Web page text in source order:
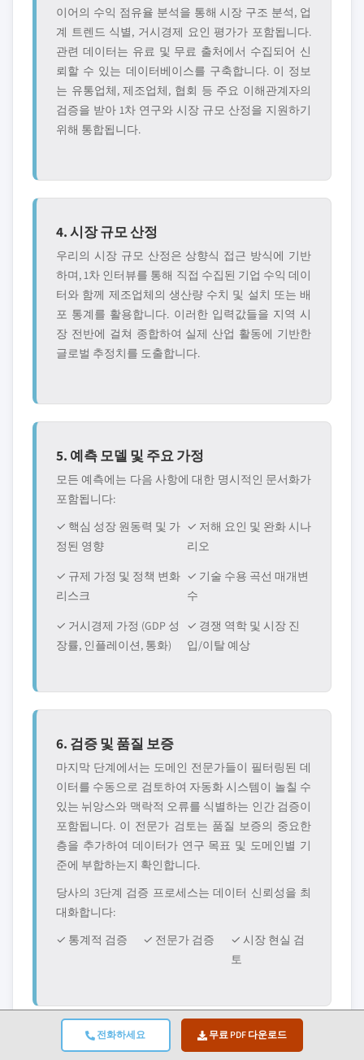
전화하세요 무료 PDF 다운로드
이어의 수익 점유율 분석을 통해 시장 구조 분석, 업
계 트렌드 식별, 거시경제 요인 평가가 포함됩니다.
관련 데이터는 유료 및 무료 출처에서 수집되어 신
뢰할 수 있는 데이터베이스를 구축합니다. 이 정보
는 유통업체, 제조업체, 협회 등 주요 이해관계자의
검증을 받아 1차 연구와 시장 규모 산정을 지원하기
위해 통합됩니다.
4. 시장 규모 산정
우리의 시장 규모 산정은 상향식 접근 방식에 기반
하며, 1차 인터뷰를 통해 직접 수집된 기업 수익 데이
터와 함께 제조업체의 생산량 수치 및 설치 또는 배
포 통계를 활용합니다. 이러한 입력값들을 지역 시
장 전반에 걸쳐 종합하여 실제 산업 활동에 기반한
글로벌 추정치를 도출합니다.
5. 예측 모델 및 주요 가정
모든 예측에는 다음 사항에 대한 명시적인 문서화가
포함됩니다:
✓ 핵심 성장 원동력 및 가
정된 영향
✓ 저해 요인 및 완화 시나
리오
✓ 규제 가정 및 정책 변화
리스크
✓ 기술 수용 곡선 매개변
수
✓ 거시경제 가정 (GDP 성
장률, 인플레이션, 통화)
✓ 경쟁 역학 및 시장 진
입/이탈 예상
6. 검증 및 품질 보증
마지막 단계에서는 도메인 전문가들이 필터링된 데
이터를 수동으로 검토하여 자동화 시스템이 놀칠 수
있는 뉘앙스와 맥락적 오류를 식별하는 인간 검증이
포함됩니다. 이 전문가 검토는 품질 보증의 중요한
층을 추가하여 데이터가 연구 목표 및 도메인별 기
준에 부합하는지 확인합니다.
당사의 3단계 검증 프로세스는 데이터 신뢰성을 최
대화합니다:
✓ 통계적 검증
✓ 전문가 검증
✓ 시장 현실 검
토
신뢰와 신용